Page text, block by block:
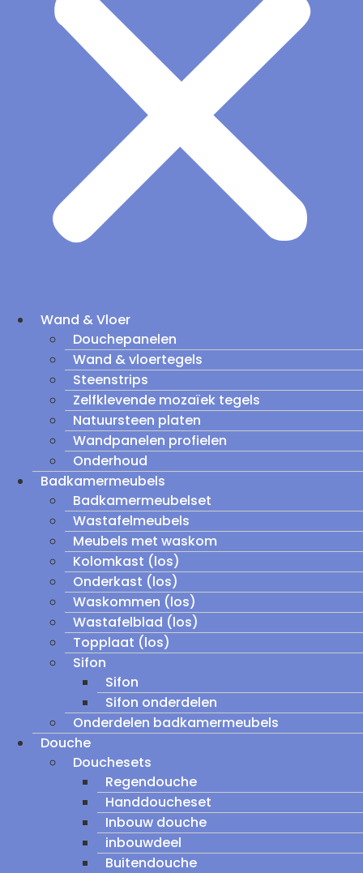
Wand & Vloer
Douchepanelen
Wand & vloertegels
Steenstrips
Zelfklevende mozaïek tegels
Natuursteen platen
Wandpanelen profielen
Onderhoud
Badkamermeubels
Badkamermeubelset
Wastafelmeubels
Meubels met waskom
Kolomkast (los)
Onderkast (los)
Waskommen (los)
Wastafelblad (los)
Topplaat (los)
Sifon
Sifon
Sifon onderdelen
Onderdelen badkamermeubels
Douche
Douchesets
Regendouche
Handdoucheset
Inbouw douche
inbouwdeel
Buitendouche